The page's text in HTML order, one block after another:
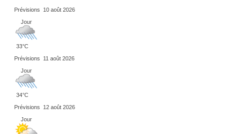
Prévisions
10 août 2026
Jour
33°C
Prévisions
11 août 2026
Jour
34°C
Prévisions
12 août 2026
Jour